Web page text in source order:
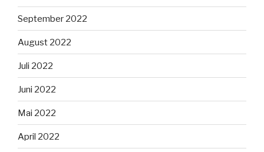
September 2022
August 2022
Juli 2022
Juni 2022
Mai 2022
April 2022